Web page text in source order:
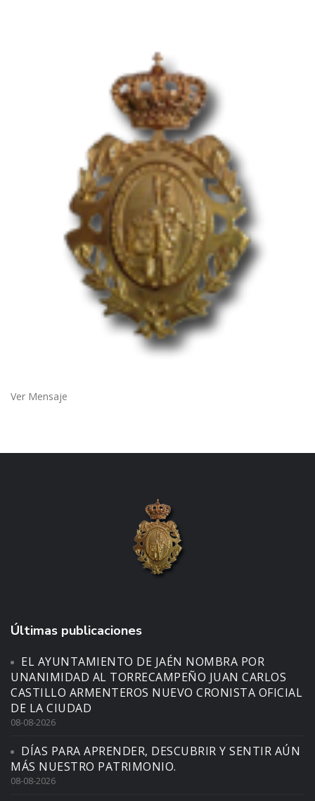
Ver Mensaje
Últimas publicaciones
EL AYUNTAMIENTO DE JAÉN NOMBRA POR
UNANIMIDAD AL TORRECAMPEÑO JUAN CARLOS
CASTILLO ARMENTEROS NUEVO CRONISTA OFICIAL
DE LA CIUDAD
08-08-2026
DÍAS PARA APRENDER, DESCUBRIR Y SENTIR AÚN
MÁS NUESTRO PATRIMONIO.
08-08-2026